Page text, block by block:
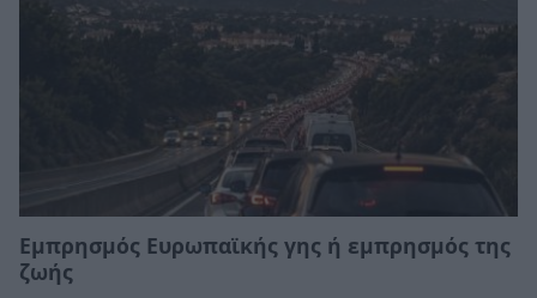
Εμπρησμός Ευρωπαϊκής γης ή εμπρησμός της
ζωής